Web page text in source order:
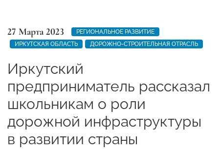
27 Марта 2023
РЕГИОНАЛЬНОЕ РАЗВИТИЕ
ИРКУТСКАЯ ОБЛАСТЬ
ДОРОЖНО-СТРОИТЕЛЬНАЯ ОТРАСЛЬ
Иркутский
предприниматель рассказал
школьникам о роли
дорожной инфраструктуры
в развитии страны